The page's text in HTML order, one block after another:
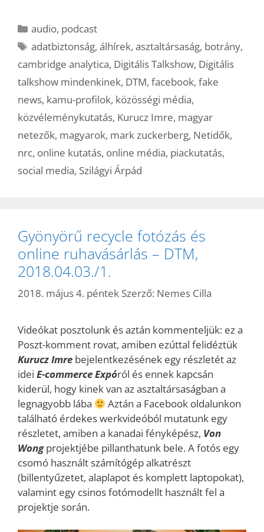
Kategória
audio, podcast
Címkék
adatbiztonság,álhírek,asztaltársaság, botrány,
cambridge analytica, Digitális Talkshow, Digitális
talkshow mindenkinek, DTM, facebook, fake
news, kamu-profilok, közösségi média,
közvéleménykutatás, Kurucz Imre, magyar
netezők, magyarok, mark zuckerberg, Netidők,
nrc, online kutatás, online média, piackutatás,
social media, Szilágyi Árpád
Gyönyörű recycle fotózás és
online ruhavásárlás – DTM,
2018.04.03./1.
2018. május 4. péntek Szerző: Nemes Cilla
Videókat posztolunk és aztán kommenteljük: ez a
Poszt-komment rovat, amiben ezúttal felidéztük
Kurucz Imre bejelentkezésének egy részletét az
idei E-commerce Expóról és ennek kapcsán
kiderül, hogy kinek van az asztaltársaságban a
legnagyobb lába
Aztán a Facebook oldalunkon
található érdekes werkvideóból mutatunk egy
részletet, amiben a kanadai fényképész, Von
Wong projektjébe pillanthatunk bele. A fotós egy
csomó használt számítógép alkatrészt
(billentyűzetet, alaplapot és komplett laptopokat),
valamint egy csinos fotómodellt használt fel a
projektje során.